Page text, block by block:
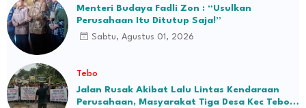
Menteri Budaya Fadli Zon : “Usulkan
Perusahaan Itu Ditutup Saja!”
Sabtu, Agustus 01, 2026
Tebo
Jalan Rusak Akibat Lalu Lintas Kendaraan
Perusahaan, Masyarakat Tiga Desa Kec Tebo